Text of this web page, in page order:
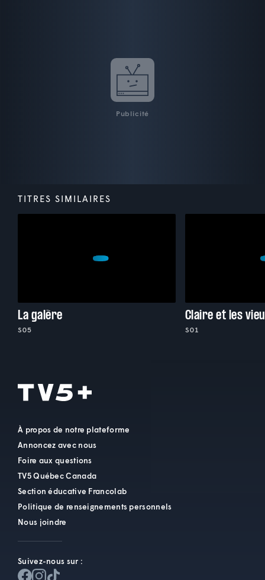
Publicité
TITRES SIMILAIRES
La galère
S05
Claire et les
S01
À propos de notre plateforme
Annoncez avec nous
Foire aux questions
TV5 Québec Canada
Section éducative Francolab
Politique de renseignements personnels
Nous joindre
Suivez-nous sur :